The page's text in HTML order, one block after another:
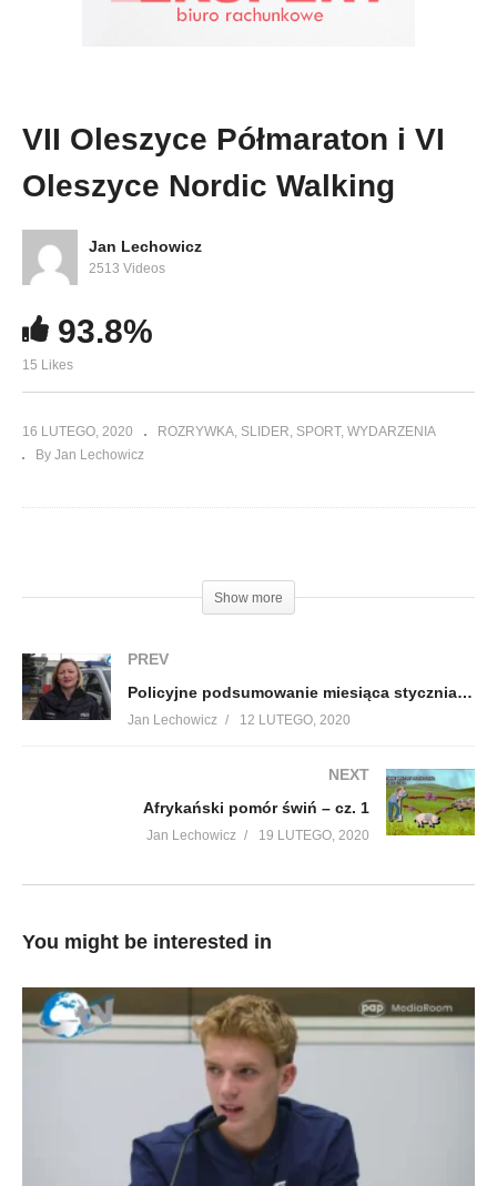
VII Oleszyce Półmaraton i VI
Oleszyce Nordic Walking
Jan Lechowicz
2513 Videos
93.8%
15 Likes
16 LUTEGO, 2020 ROZRYWKA SLIDER SPORT WYDARZENIA
By Jan Lechowicz
Show more
PREV
Policyjne podsumowanie miesiąca stycznia w powiecie
Jan Lechowicz 12 LUTEGO, 2020
NEXT
Afrykański pomór świń – cz. 1
Jan Lechowicz 19 LUTEGO, 2020
You might be interested in